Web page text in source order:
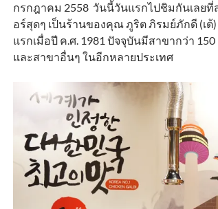
กรกฎาคม 2558 วันนี้วันแรกไปชิมกันเลย
อร์สุดๆ เป็นร้านของคุณ ภูริต ภิรมย์ภักดี (เต้)
แรกเมื่อปี ค.ศ. 1981 ปัจจุบันมีสาขากว่า
และสาขาอื่นๆ ในอีกหลายประเทศ